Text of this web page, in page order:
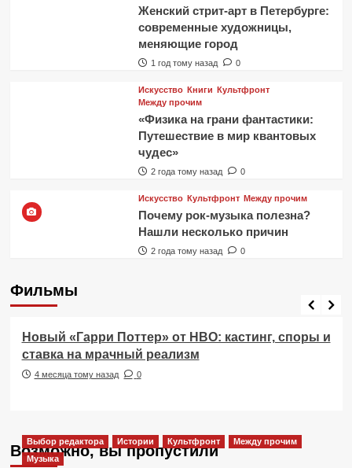
Женский стрит-арт в Петербурге:
современные художницы,
меняющие город
1 год тому назад 0
Искусство Книги Культфронт
Между прочим
«Физика на грани фантастики:
Путешествие в мир квантовых
чудес»
2 года тому назад 0
Искусство Культфронт Между прочим
Почему рок-музыка полезна?
Нашли несколько причин
2 года тому назад 0
Фильмы
Фильмы
Новый «Гарри Поттер» от HBO: кастинг, споры и
ставка на мрачный реализм
4 месяца тому назад 0
Возможно, вы пропустили
Выбор редактора Истории Культфронт
Между прочим
Музыка